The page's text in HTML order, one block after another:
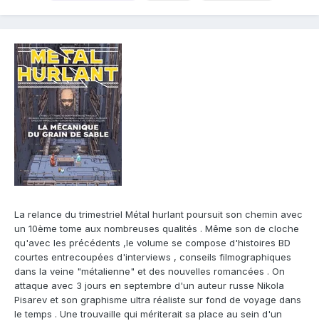
La relance du trimestriel Métal hurlant poursuit son chemin avec
un 10ème tome aux nombreuses qualités . Même son de cloche
qu'avec les précédents ,le volume se compose d'histoires BD
courtes entrecoupées d'interviews , conseils filmographiques
dans la veine "métalienne" et des nouvelles romancées . On
attaque avec 3 jours en septembre d'un auteur russe Nikola
Pisarev et son graphisme ultra réaliste sur fond de voyage dans
le temps . Une trouvaille qui mériterait sa place au sein d'un